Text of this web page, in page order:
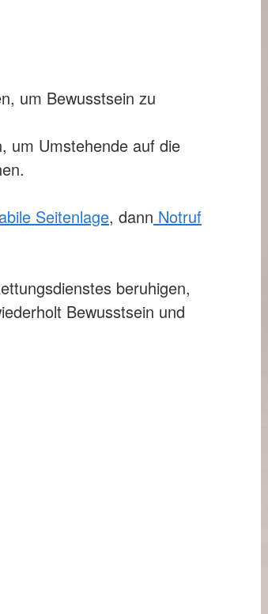
um Bewusstsein zu
um Umstehende auf die
Seitenlage, dann Notruf
beruhigen,
Bewusstsein und